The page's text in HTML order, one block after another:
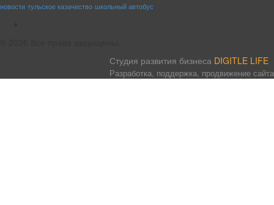
новости тульское казачество школьный автобус
Студия развития бизнеса DIGITLE LIFE
Разработка, поддержка, продвижение сайта